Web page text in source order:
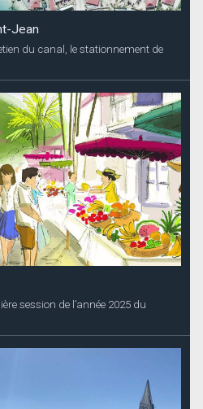
Jean
du canal, le stationnement de
session de l’année 2025 du